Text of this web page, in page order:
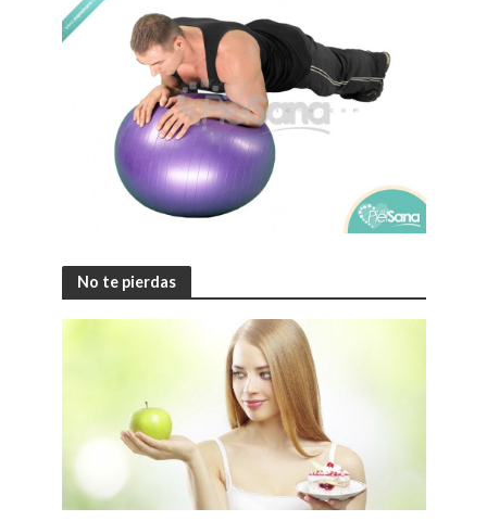
No te pierdas